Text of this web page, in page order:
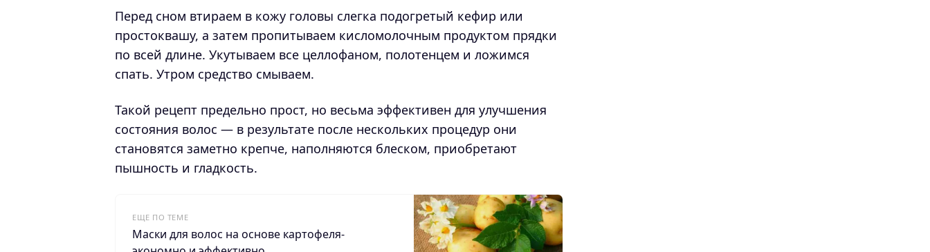
Перед сном втираем в кожу головы слегка подогретый кефир или
простоквашу, а затем пропитываем кисломолочным продуктом прядки
по всей длине. Укутываем все целлофаном, полотенцем и ложимся
спать. Утром средство смываем.
Такой рецепт предельно прост, но весьма эффективен для улучшения
состояния волос — в результате после нескольких процедур они
становятся заметно крепче, наполняются блеском, приобретают
пышность и гладкость.
ЕЩЕ ПО ТЕМЕ
Маски для волос на основе картофеля-